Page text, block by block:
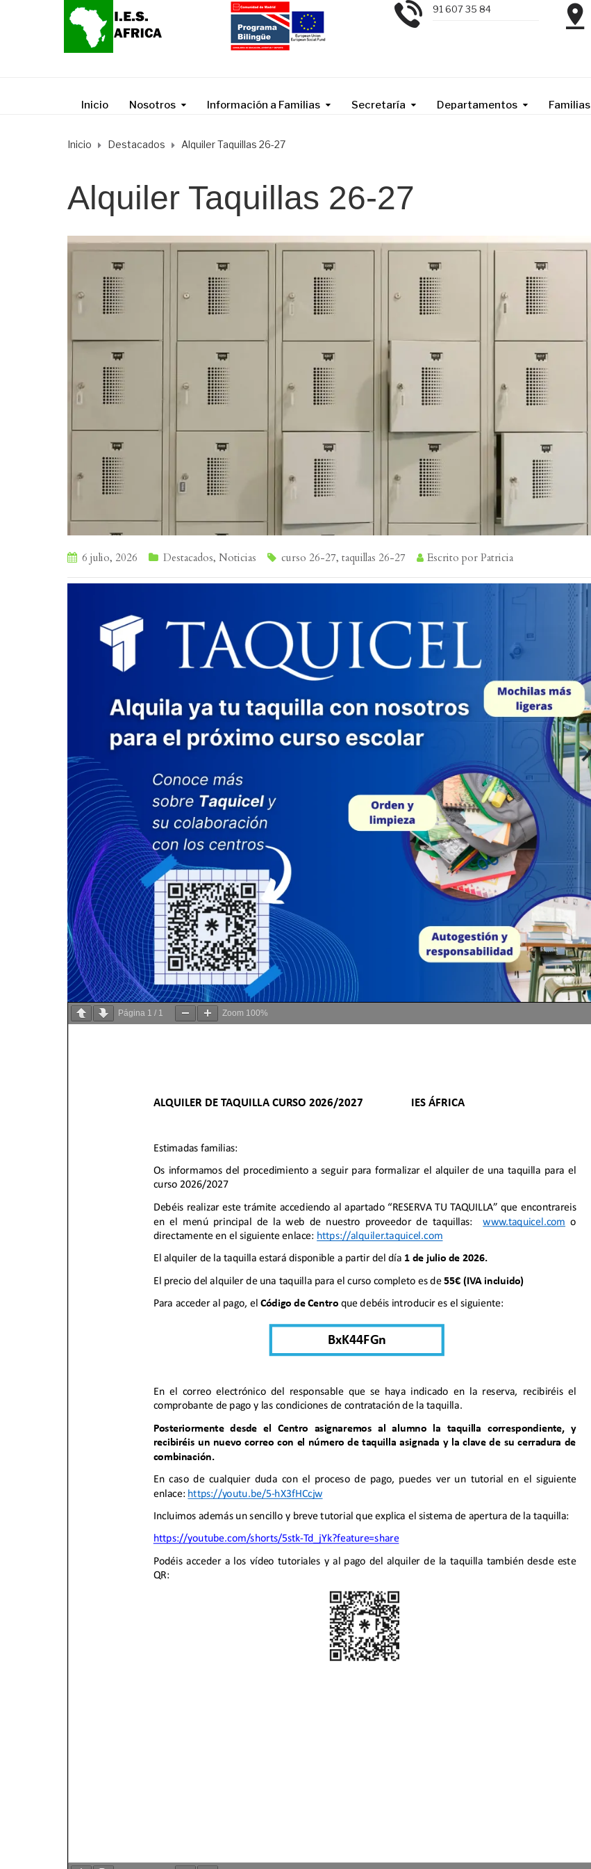
91 607 35 84
Inicio Nosotros Información a Familias Secretaría Departamentos Familias
Inicio Destacados Alquiler Taquillas 26-27
Alquiler Taquillas 26-27
6 julio, 2026 Destacados, Noticias curso 26-27, taquillas 26-27 Escrito por Patricia
Página 1 / 1 Zoom 100%